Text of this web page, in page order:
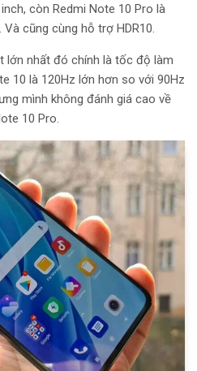
còn Redmi Note 10 Pro là
cũng cùng hỗ trợ HDR10.
lớn nhất đó chính là tốc độ làm
10 là 120Hz lớn hơn so với 90Hz
mình không đánh giá cao về
10 Pro.